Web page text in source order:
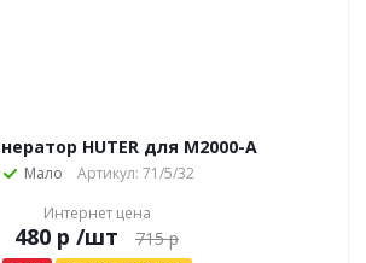
HUTER для М2000-А
Мало
Артикул: 71/5/32
Интернет цена
р /шт 715р